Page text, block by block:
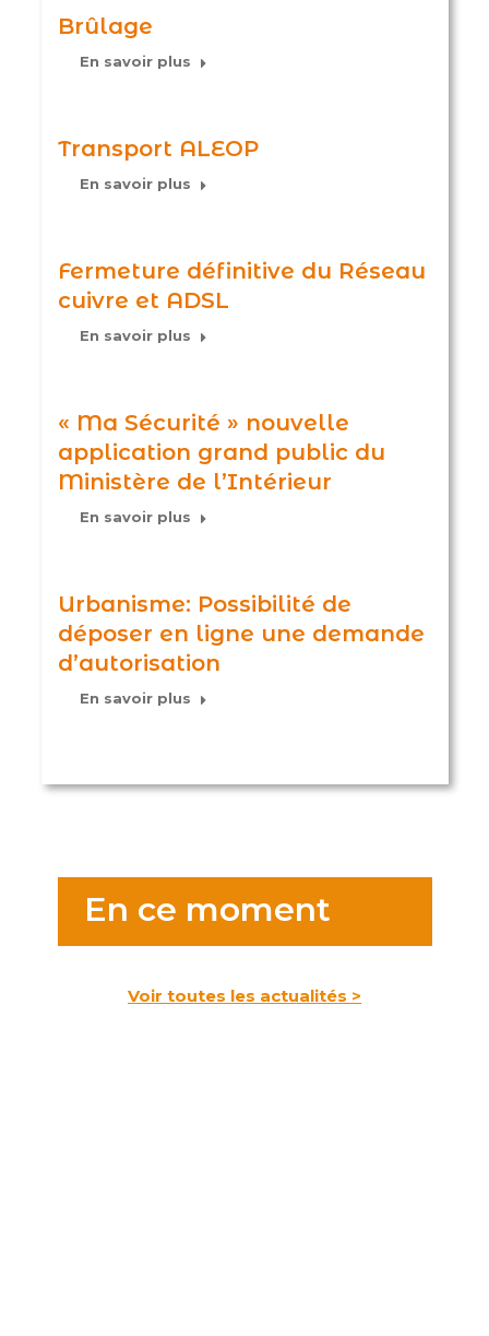
Brûlage
En savoir plus
Transport ALEOP
En savoir plus
Fermeture définitive du Réseau
cuivre et ADSL
En savoir plus
« Ma Sécurité » nouvelle
application grand public du
Ministère de l’Intérieur
En savoir plus
Urbanisme: Possibilité de
déposer en ligne une demande
d’autorisation
En savoir plus
En ce moment
Voir toutes les actualités >